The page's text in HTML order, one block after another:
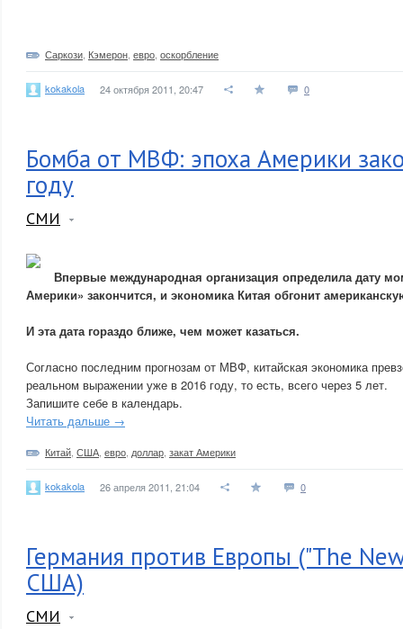
Саркози Кэмерон евро оскорбление
kokakola 24 октября 2011, 20:47 0
Бомба от МВФ: эпоха Америки
году
СМИ
Впервые международная организация определила дату
Америки» закончится, и экономика Китая обгонит
И эта дата гораздо ближе, чем может казаться.
Согласно последним прогнозам от МВФ, китайская экономика
реальном выражении уже в 2016 году, то есть, всего через 5 лет.
Запишите себе в календарь.
Читать дальше →
Китай США евро доллар закат Америки
kokakola 26 апреля 2011, 21:04 0
Германия против Европы ("The
США)
СМИ